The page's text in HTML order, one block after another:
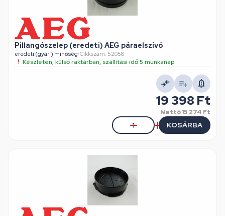
Pillangószelep (eredeti) AEG páraelszívó
eredeti (gyári) minőség•Cikkszám: 52058
Készleten, külső raktárban, szállítási idő 5 munkanap
19 398 Ft
Nettó15 274 Ft
KOSÁRBA